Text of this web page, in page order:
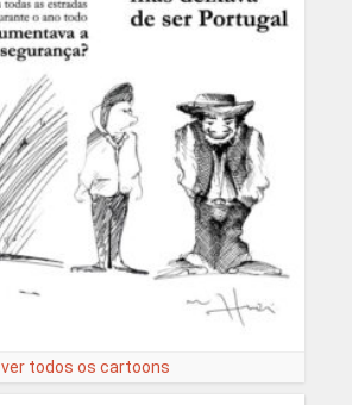
ver todos os cartoons